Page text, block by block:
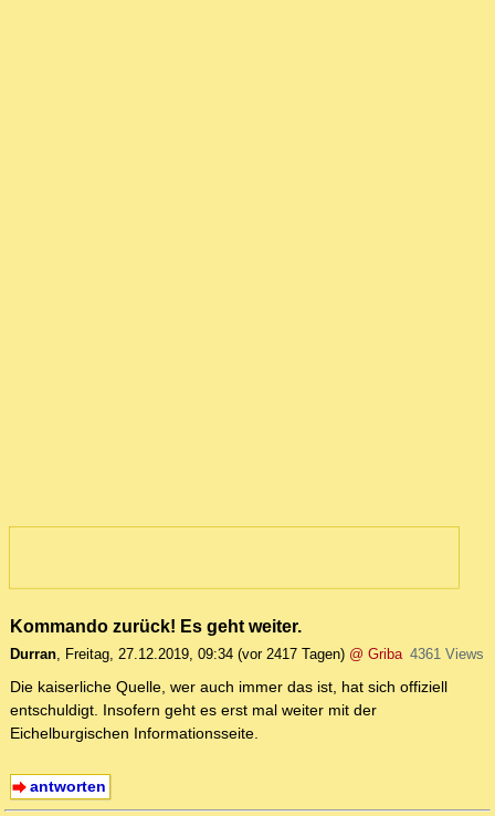
Kommando zurück! Es geht weiter.
Durran Freitag, 27.12.2019, 09:34 (vor 2417 Tagen) @ Griba 4361 Views
Die kaiserliche Quelle, wer auch immer das ist, hat sich offiziell
entschuldigt. Insofern geht es erst mal weiter mit der
Eichelburgischen Informationsseite.
antworten